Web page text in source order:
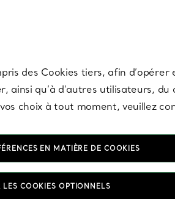
au fil
des Cookies tiers, afin
qu’à d’autres utilisateurs,
choix à tout moment, veuillez
EN MATIÈRE DE COOKIES
LES COOKIES OPTIONNELS